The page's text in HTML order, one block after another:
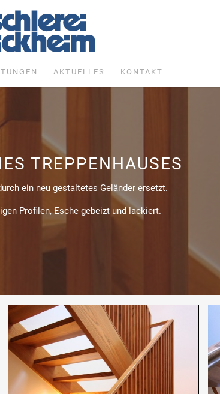
AKTUELLES KONTAKT
TREPPENHAUSES
ein neu gestaltetes Geländer ersetzt.
Profilen, Esche gebeizt und lackiert.